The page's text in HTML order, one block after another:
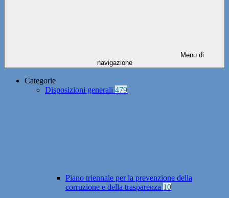
Menu di
navigazione
Categorie
Disposizioni generali 479
Piano triennale per la prevenzione della
corruzione e della trasparenza 10